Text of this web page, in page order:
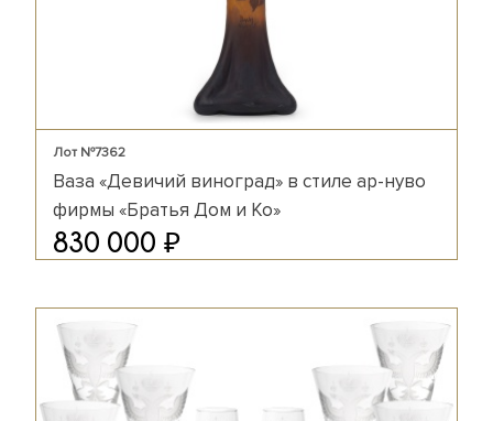
Лот №7362
Ваза «Девичий виноград» в стиле ар-нуво
фирмы «Братья Дом и Ко»
830 000 ₽